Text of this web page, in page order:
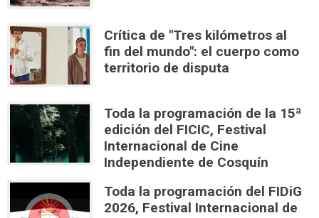
Crítica de "Tres kilómetros al
fin del mundo": el cuerpo como
territorio de disputa
Toda la programación de la 15ª
edición del FICIC, Festival
Internacional de Cine
Independiente de Cosquín
Toda la programación del FIDiG
2026, Festival Internacional de